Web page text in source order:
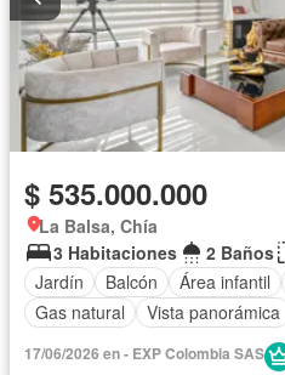
$ 535.000.000
La Balsa, Chía
3 Habitaciones
2 Baños
Jardín
Balcón Área infantil
Gas natural
Vista panorámica
17/06/2026 en - EXP Colombia SAS